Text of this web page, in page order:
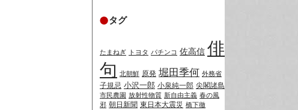
タグ
たまねぎ トヨタ パチンコ 佐高信 俳
句 北朝鮮 原発 堀田季何 外務省
子規忌 小沢一郎 小泉純一郎 尖閣諸島
市民農園 放射性物質 新自由主義 春の風
邪 朝日新聞 東日本大震災 橋下徹